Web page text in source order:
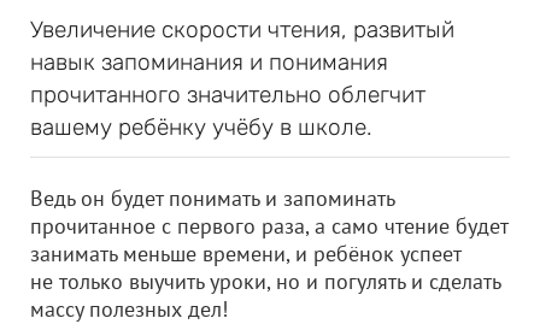
Увеличение скорости чтения, развитый
навык запоминания и понимания
прочитанного значительно облегчит
вашему ребёнку учёбу в школе.
Ведь он будет понимать и запоминать
прочитанное с первого раза, а само чтение будет
занимать меньше времени, и ребёнок успеет
не только выучить уроки, но и погулять и сделать
массу полезных дел!